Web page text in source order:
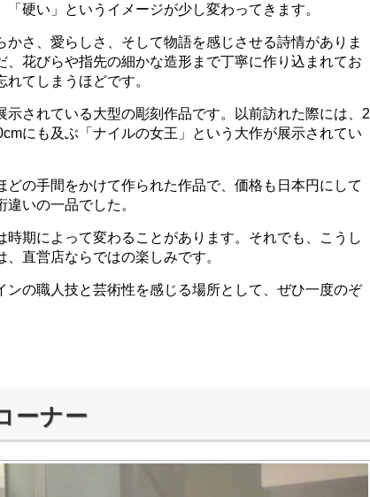
硬い」というイメージが少し変わってきます。
かさ、愛らしさ、そして物語を感じさせる詩情がありま
、花びらや指先の細かな造形まで丁寧に作り込まれてお
てしまうほどです。
示されている大型の彫刻作品です。以前訪れた際には、2
にも及ぶ「ナイルの女王」という大作が展示されてい
どの手間をかけて作られた作品で、価格も日本円にして
いの一品でした。
時期によって変わることがあります。それでも、こうし
直営店ならではの楽しみです。
ンの職人技と芸術性を感じる場所として、ぜひ一度のぞ
ーナー